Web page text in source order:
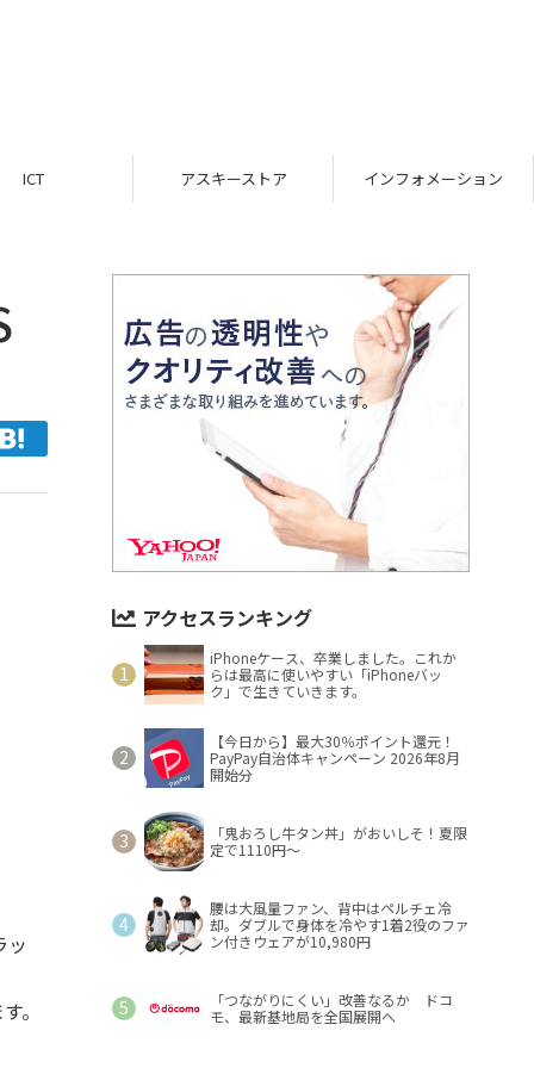
ICT アスキーストア インフォメーション
ッ
。
アクセスランキング
iPhoneケース、卒業しました。これか
らは最高に使いやすい「iPhoneバッ
ク」で生きていきます。
【今日から】最大30％ポイント還元！
PayPay自治体キャンペーン 2026年8月
開始分
「鬼おろし牛タン丼」がおいしそ！夏限
定で1110円～
腰は大風量ファン、背中はペルチェ冷
却。ダブルで身体を冷やす1着2役のファ
ン付きウェアが10,980円
「つながりにくい」改善なるか ドコ
モ、最新基地局を全国展開へ